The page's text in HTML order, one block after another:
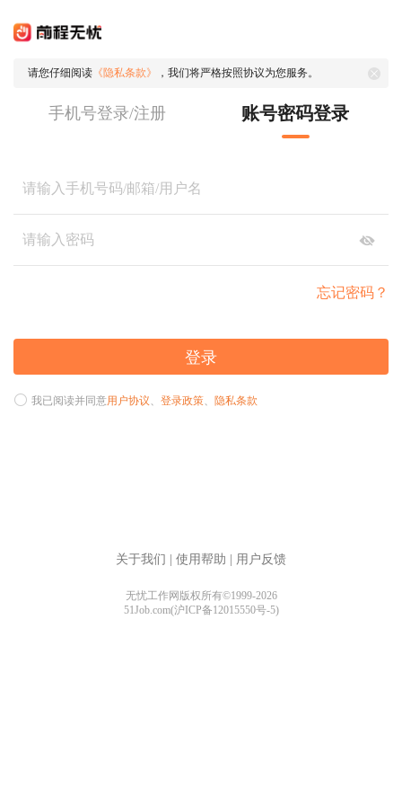
请您仔细阅读 《隐私条款》 ，我们将严格按照协议为您服务。
手机号登录/注册 账号密码登录
忘记密码？
登录
我已阅读并同意用户协议、 登录政策、 隐私条款
关于我们 使用帮助 用户反馈
无忧工作网版权所有©1999-2026
51Job.com(沪ICP备12015550号-5)